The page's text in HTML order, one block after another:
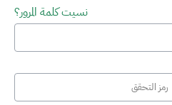
نسيت كلمة المرور؟